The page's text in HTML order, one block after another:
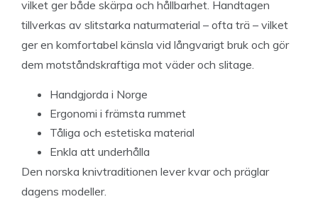
vilket ger både skärpa och hållbarhet. Handtagen
tillverkas av slitstarka naturmaterial – ofta trä – vilket
ger en komfortabel känsla vid långvarigt bruk och gör
dem motståndskraftiga mot väder och slitage.
Handgjorda i Norge
Ergonomi i främsta rummet
Tåliga och estetiska material
Enkla att underhålla
Den norska knivtraditionen lever kvar och präglar
dagens modeller.